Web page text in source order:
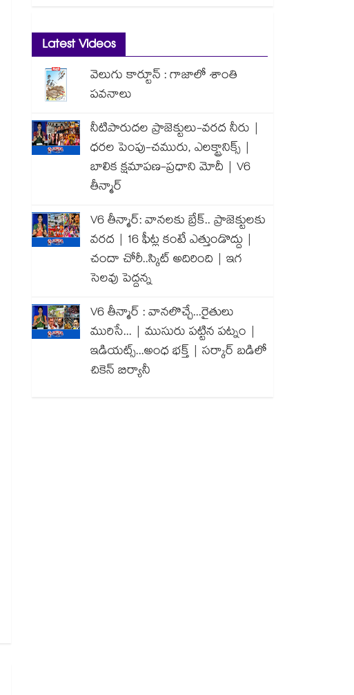
Latest Videos
వెలుగు కార్టూన్ : గాజాలో శాంతి
పవనాలు
నీటిపారుదల ప్రాజెక్టులు-వరద నీరు |
ధరల పెంపు-చమురు, ఎలక్ట్రానిక్స్ |
బాలిక క్షమాపణ-ప్రధాని మోదీ | V6
తీన్మార్
V6 తీన్మార్: వానలకు బ్రేక్.. ప్రాజెక్టులకు
వరద | 16 ఫీట్ల కంటే ఎత్తుండొద్దు |
చందా చోరీ..స్కిట్ అదిరింది | ఇగ
సెలవు పెద్దన్న
V6 తీన్మార్ : వానలొచ్చే...రైతులు
మురిసే... | ముసురు పట్టిన పట్నం |
ఇడియట్స్...అంధ భక్త్ | సర్కార్ బడిలో
చికెన్ బిర్యానీ